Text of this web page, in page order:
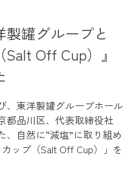
製罐グループと
Off Cup）』
、東洋製罐グループホール
都品川区、代表取締役社
自然に“減塩”に取り組め
ップ（Salt Off Cup）」を